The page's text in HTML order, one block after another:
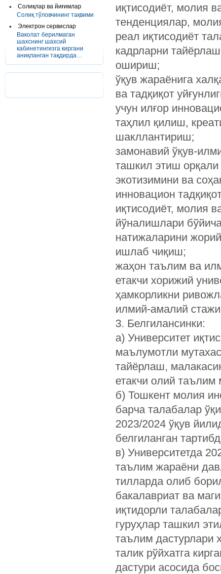
Солиқлар ва йиғимлар
Солиқ тўловчининг тақвими
Электрон сервислар
Ваколат берилмаган
шахснинг шахсий
кабинетингизга киргани
аниқланган тақдирда…
иқтисодиёт, молия
тенденциялар,
реал иқтисодиёт
кадрларни
ошириш;
ўқув жараёнига
ва тадқиқот
учун илғор
таҳлил қилиш,
шакллантириш;
замонавий ўқув-
ташкил этиш
экотизимини ва
инновацион
иқтисодиёт, молия
йўналишлари
натижаларини
ишлаб чиқиш;
жаҳон таълим ва
етакчи хорижий
ҳамкорликни
илмий-амалий
3. Белгилансинки:
а) Университет
маълумотли
тайёрлаш,
етакчи олий таълим
б) Тошкент молия
барча талабалар
2023/2024 ўқув
белгиланган
в) Университетда
таълим жараёни
тилларда олиб
бакалавриат ва
иқтидорли
гуруҳлар ташкил
таълим дастурлари
талик рўйхатга
дастури асосида